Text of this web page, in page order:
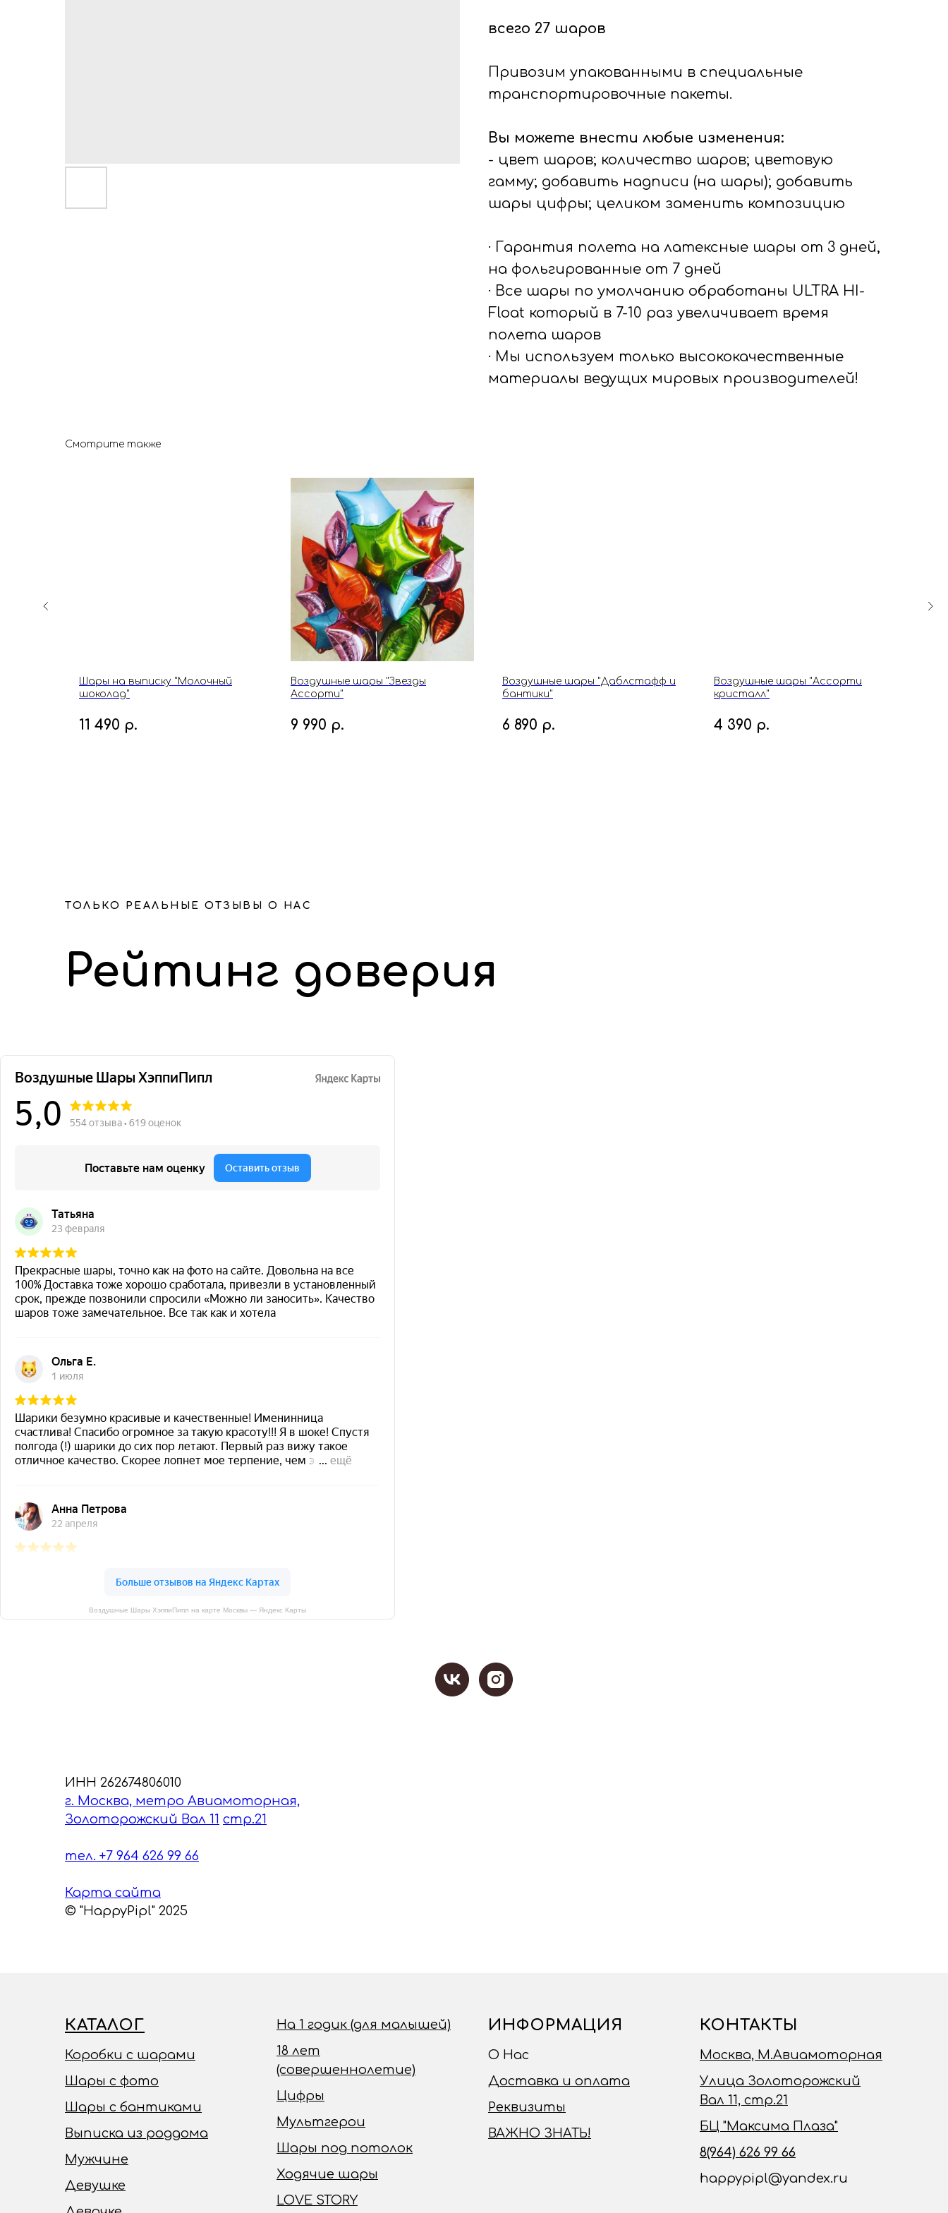
всего 27 шаров
Привозим упакованными в специальные
транспортировочные пакеты.
Вы можете внести любые изменения:
- цвет шаров; количество шаров; цветовую
гамму; добавить надписи (на шары); добавить
шары цифры; целиком заменить композицию
· Гарантия полета на латексные шары от 3 дней,
на фольгированные от 7 дней
· Все шары по умолчанию обработаны ULTRA HI-
Float который в 7-10 раз увеличивает время
полета шаров
· Мы используем только высококачественные
материалы ведущих мировых производителей!
Смотрите также
Шары на выписку "Молочный
шоколад"
11 490 р.
Воздушные шары "Звезды
Ассорти"
9 990 р.
Воздушные шары "Даблстафф и
бантики"
6 890 р.
Воздушные шары "Ассорти
кристалл"
4 390 р.
ТОЛЬКО РЕАЛЬНЫЕ ОТЗЫВЫ О НАС
Рейтинг доверия
Воздушные Шары ХэппиПипл на карте Москвы — Яндекс Карты
ИНН 262674806010
г. Москва, метро Авиамоторная,
Золоторожский Вал 11 стр.21
тел. +7 964 626 99 66
Карта сайта
© "HappyPipl" 2025
КАТАЛОГ
Коробки с шарами
Шары с фото
Шары с бантиками
Выписка из роддома
Мужчине
Девушке
На 1 годик (для малышей)
18 лет
(совершеннолетие)
Цифры
Мультгерои
Шары под потолок
Ходячие шары
LOVE STORY
ИНФОРМАЦИЯ
О Нас
Доставка и оплата
Реквизиты
ВАЖНО ЗНАТЬ!
КОНТАКТЫ
Москва, М.Авиамоторная
Улица Золоторожский
Вал 11, стр.21
БЦ "Максима Плаза"
8(964) 626 99 66
happypipl@yandex.ru